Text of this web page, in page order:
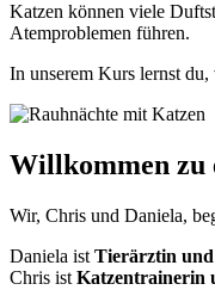
Katzen können viele
Atemproblemen führen.
In unserem Kurs lernst du,
Willkommen zu
Wir, Chris und Daniela,
Daniela ist Tierärztin
Chris ist Katzentrainerin